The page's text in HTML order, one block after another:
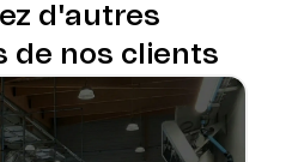
d'autres
de nos clients